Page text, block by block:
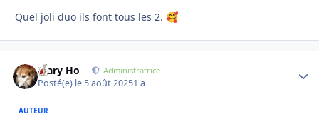
Quel joli duo ils font tous les 2. 🥰
Mary Ho Administratrice
Posté(e) le 5 août 20251 a
AUTEUR